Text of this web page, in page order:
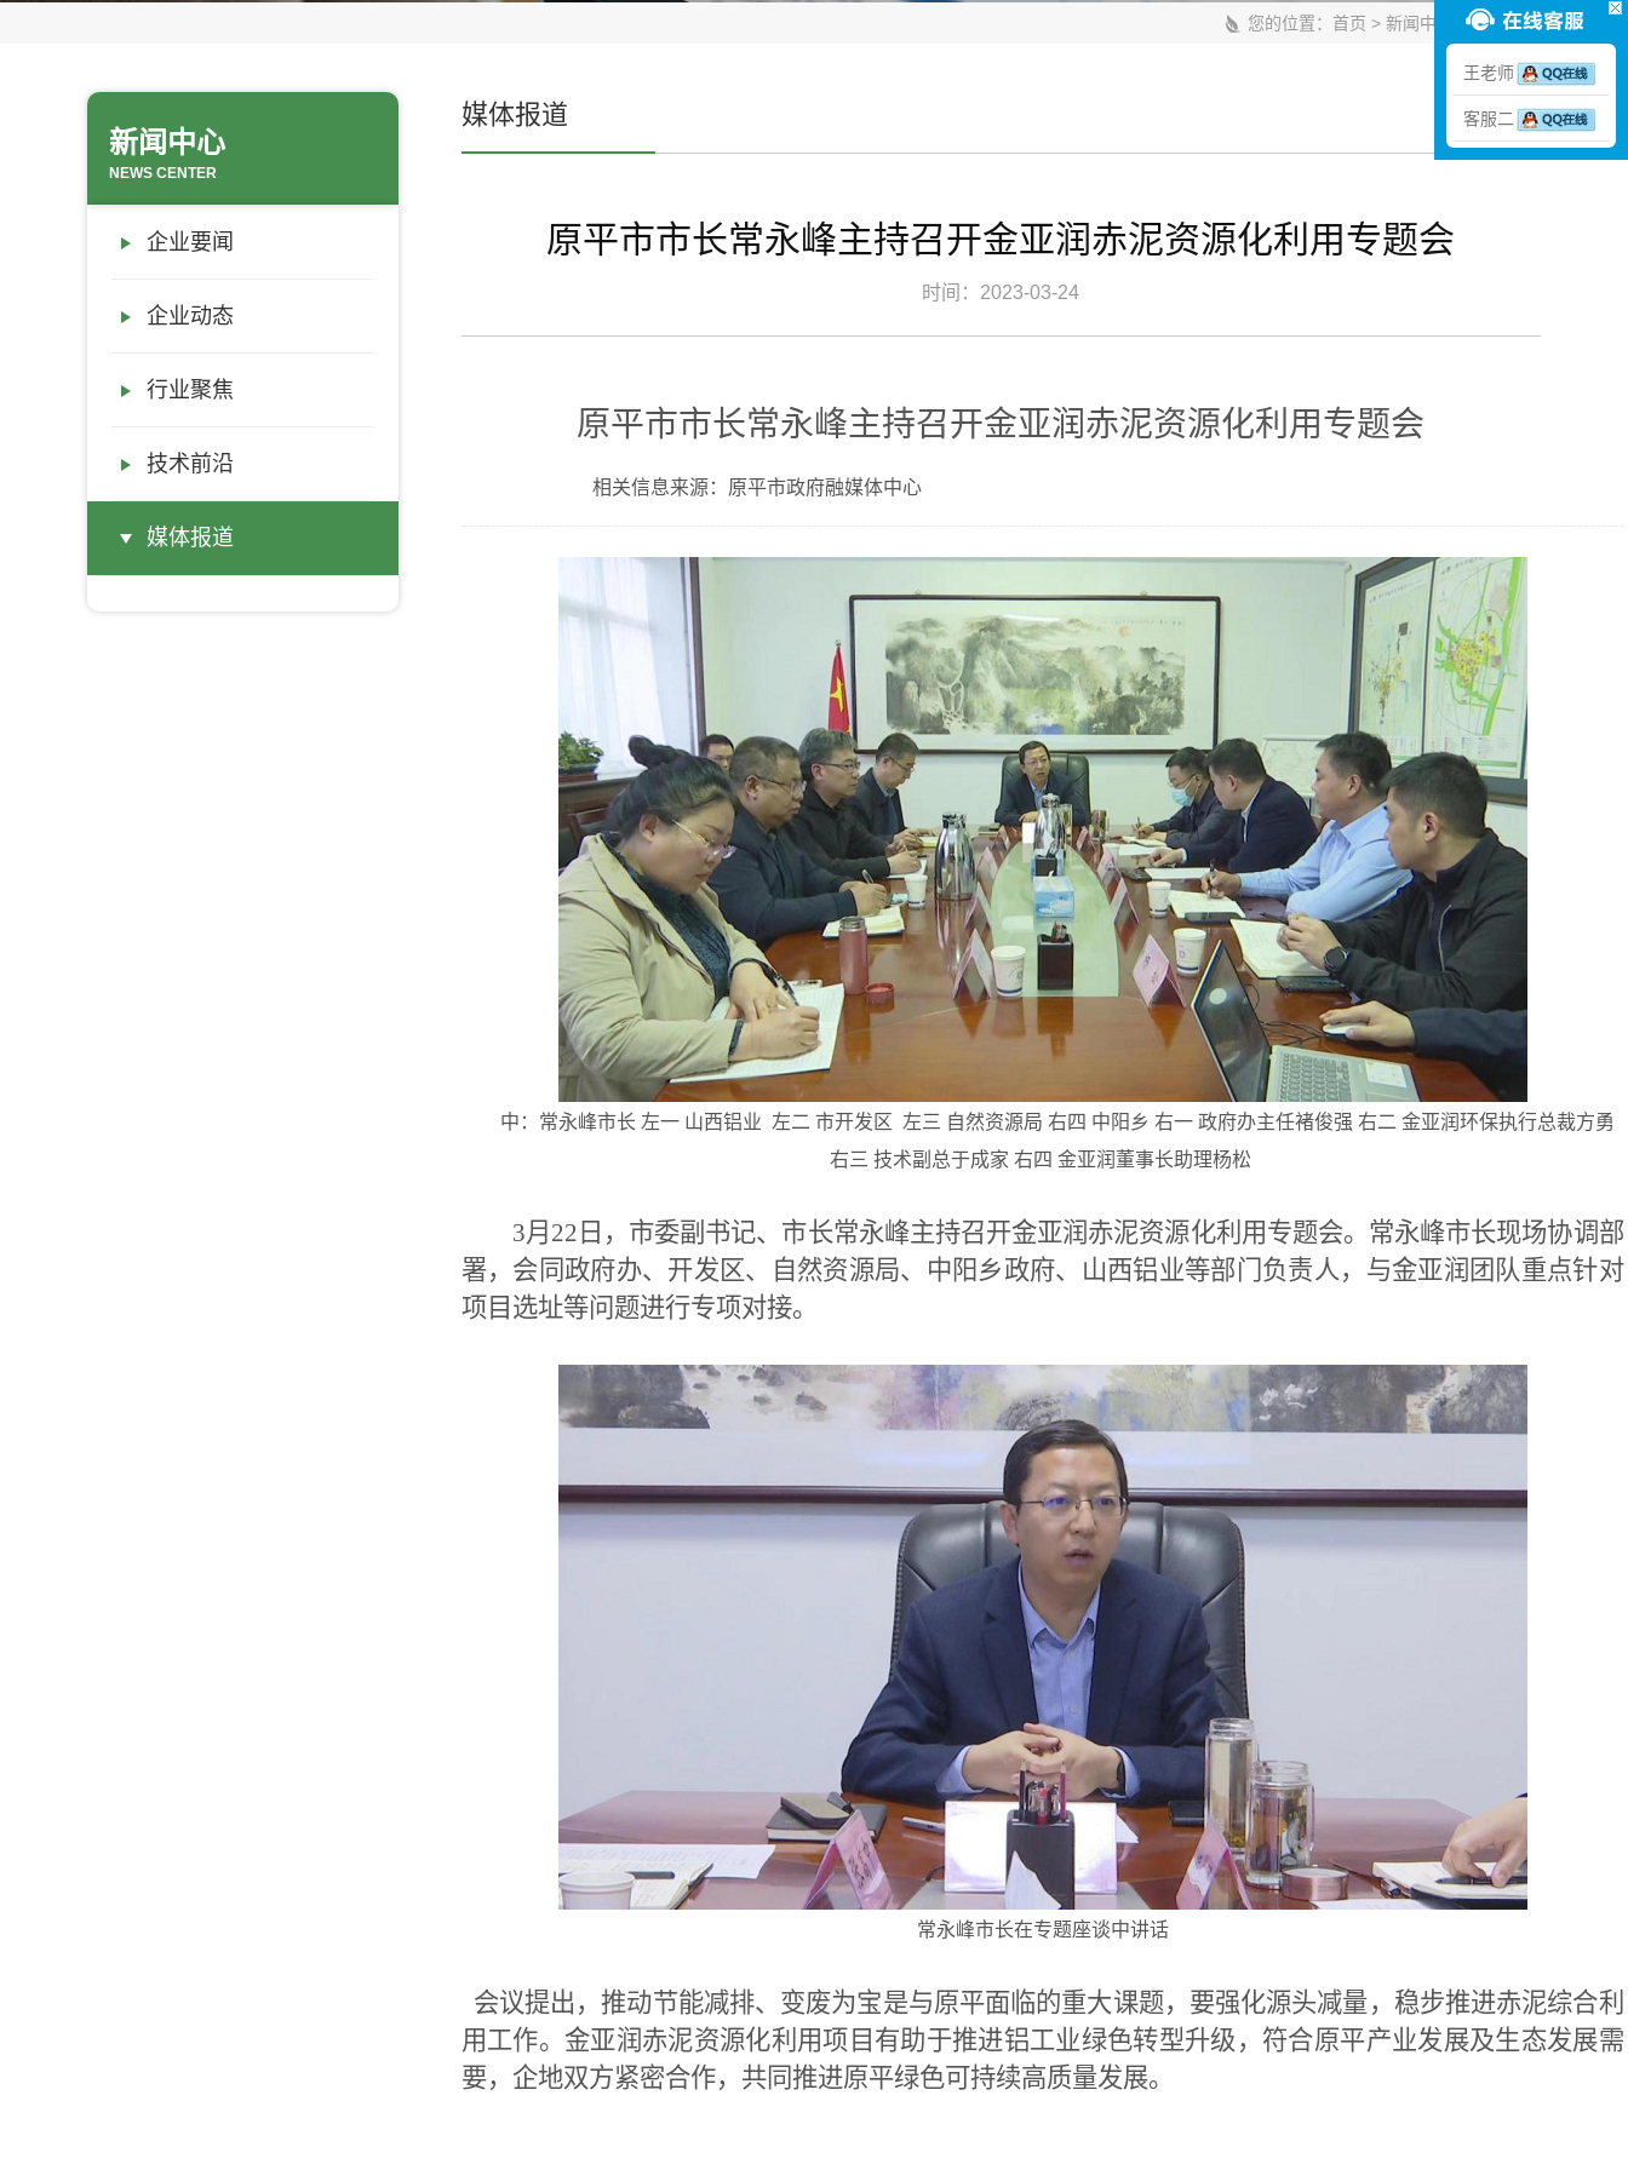
您的位置： 首页 > 新闻中心 >媒体报道
新闻中心
NEWS CENTER
企业要闻
企业动态
行业聚焦
技术前沿
媒体报道
媒体报道
原平市市长常永峰主持召开金亚润赤泥资源化利用专题会
时间：2023-03-24
原平市市长常永峰主持召开金亚润赤泥资源化利用专题会
相关信息来源： 原平市政府融媒体中心
中：常永峰市长 左一 山西铝业 左二 市开发区 左三 自然资源局 右四 中阳乡 右一 政府办主任褚俊强 右二 金亚润环保执行总裁方勇
右三 技术副总于成家 右四 金亚润董事长助理杨松
3月22日，市委副书记、市长常永峰主持召开金亚润赤泥资源化利用专题会。 常永峰市长现场协调部
署，会同政府办、开发区、自然资源局、中阳乡政府、山西铝业等部门负责人，与金亚润团队重点针对
项目选址等问题进行专项对接。
常永峰市长在专题座谈中讲话
会议提出，推动节能减排、变废为宝是与原平面临的重大课题，要强化源头减量，稳步推进赤泥综合利
用工作。金亚润赤泥资源化利用项目有助于推进铝工业绿色转型升级，符合原平产业发展及生态发展需
要，企地双方紧密合作，共同推进原平绿色可持续高质量发展。
王老师
客服二